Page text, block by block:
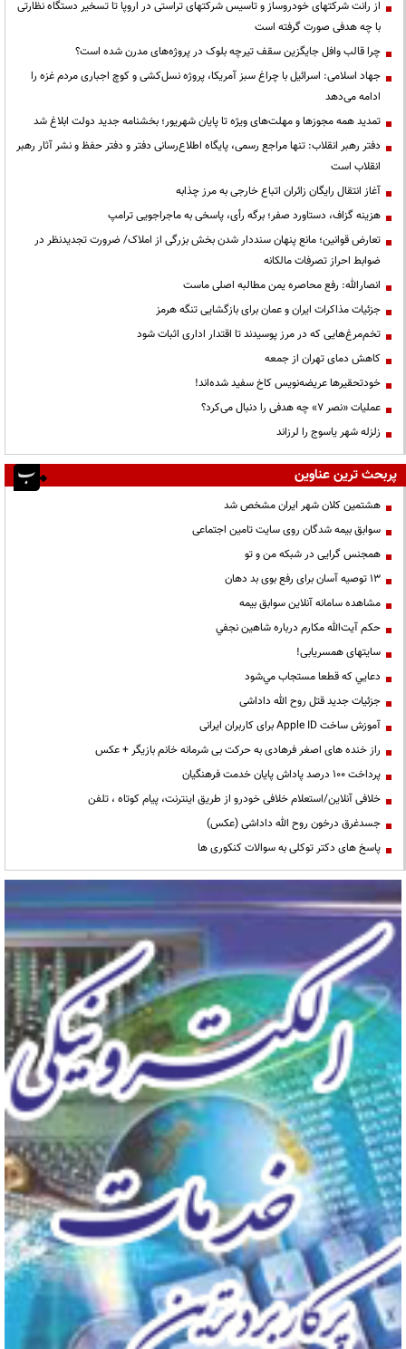
از رانت‌ شرکتهای خودروساز و تاسیس شرکتهای تراستی در اروپا تا تسخیر دستگاه نظارتی
با چه هدفی صورت گرفته است
چرا قالب وافل جایگزین سقف تیرچه بلوک در پروژه‌های مدرن شده است؟
جهاد اسلامی: اسرائیل با چراغ سبز آمریکا، پروژه نسل‌کشی و کوچ اجباری مردم غزه را
ادامه می‌دهد
تمدید همه مجوزها و مهلت‌های ویژه تا پایان شهریور؛ بخشنامه جدید دولت ابلاغ شد
دفتر رهبر انقلاب: تنها مراجع رسمی، پایگاه اطلاع‌رسانی دفتر و دفتر حفظ و نشر آثار رهبر
انقلاب است
آغاز انتقال رایگان زائران اتباع خارجی به مرز چذابه
هزینه گزاف، دستاورد صفر؛ برگه رأی، پاسخی به ماجراجویی ترامپ
تعارض قوانین؛ مانع پنهان سنددار شدن بخش بزرگی از املاک/ ضرورت تجدیدنظر در
ضوابط احراز تصرفات مالکانه
انصارالله: رفع محاصره یمن مطالبه اصلی ماست
جزئیات مذاکرات ایران و عمان برای بازگشایی تنگه هرمز
تخم‌مرغ‌هایی که در مرز پوسیدند تا اقتدار اداری اثبات شود
کاهش دمای تهران از جمعه
خودتحقیرها عریضه‌نویس کاخ سفید شده‌اند!
عملیات «نصر ۷» چه هدفی را دنبال می‌کرد؟
زلزله شهر یاسوج را لرزاند
پربحث ترین عناوین
هشتمین کلان شهر ایران مشخص شد
سوابق بیمه شدگان روی سایت تامین اجتماعی
همجنس گرایی در شبکه من و تو
13 توصیه آسان برای رفع بوی بد دهان
مشاهده سامانه آنلاين سوابق بیمه
حكم آيت‌الله مكارم درباره شاهين نجفي
سایتهای همسریابی!
دعايي كه قطعا مستجاب مي‌شود
جزئیات جدید قتل روح الله داداشی
آموزش ساخت Apple ID برای کاربران ایرانی
راز خنده های اصغر فرهادی به حرکت بی شرمانه خانم بازیگر + عکس
پرداخت ۱۰۰ درصد پاداش پایان خدمت فرهنگیان
خلافی آنلاین/استعلام خلافی خودرو از طریق اینترنت، پیام کوتاه ، تلفن
جسدغرق درخون روح الله داداشی (عکس)
پاسخ های دکتر توکلی به سوالات کنکوری ها